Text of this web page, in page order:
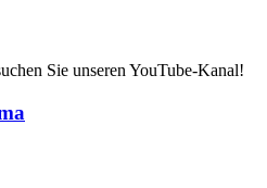
Sie unseren YouTube-Kanal!